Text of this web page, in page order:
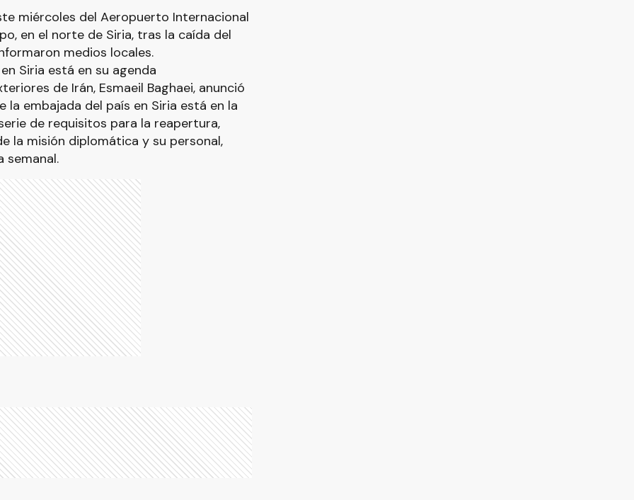
miércoles del Aeropuerto Internacional
en el norte de Siria, tras la caída del
medios locales.
Siria está en su agenda
de Irán, Esmaeil Baghaei, anunció
la embajada del país en Siria está en la
de requisitos para la reapertura,
la misión diplomática y su personal,
semanal.